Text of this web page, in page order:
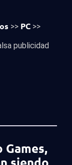
>> PC >>
publicidad